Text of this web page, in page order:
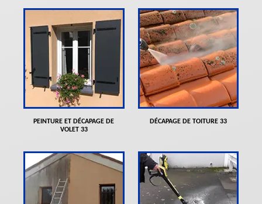
PEINTURE ET DÉCAPAGE DE
VOLET 33
DÉCAPAGE DE TOITURE 33